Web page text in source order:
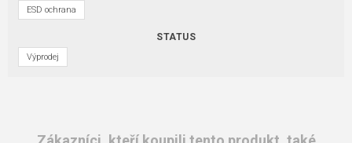
ESD ochrana
STATUS
Výprodej